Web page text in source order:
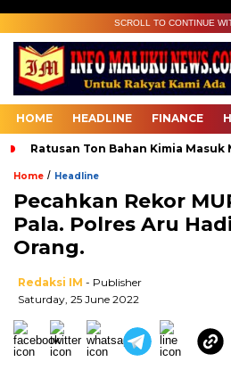
SCROLL TO CONTINUE
HOME HEADLINE FINANCE
Ratusan Ton Bahan Kimia Masuk
Home / Headline
Pecahkan Rekor
Pala. Polres Aru
Orang.
Redaksi IM - Publisher
Saturday, 25 June 2022